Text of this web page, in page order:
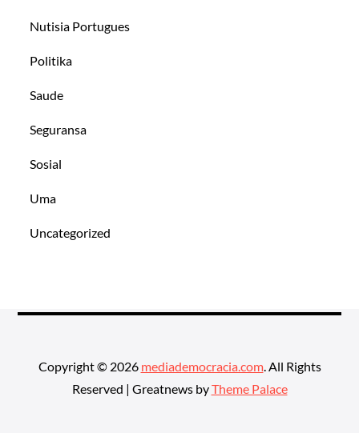
Nutisia Portugues
Politika
Saude
Seguransa
Sosial
Uma
Uncategorized
Copyright © 2026 mediademocracia.com. All Rights
Reserved | Greatnews byTheme Palace